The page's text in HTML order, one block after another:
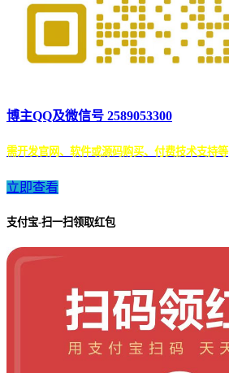
博主QQ及微信号 2589053300
需开发官网、软件或源码购买、付费技术支持等
立即查看
支付宝-扫一扫领取红包